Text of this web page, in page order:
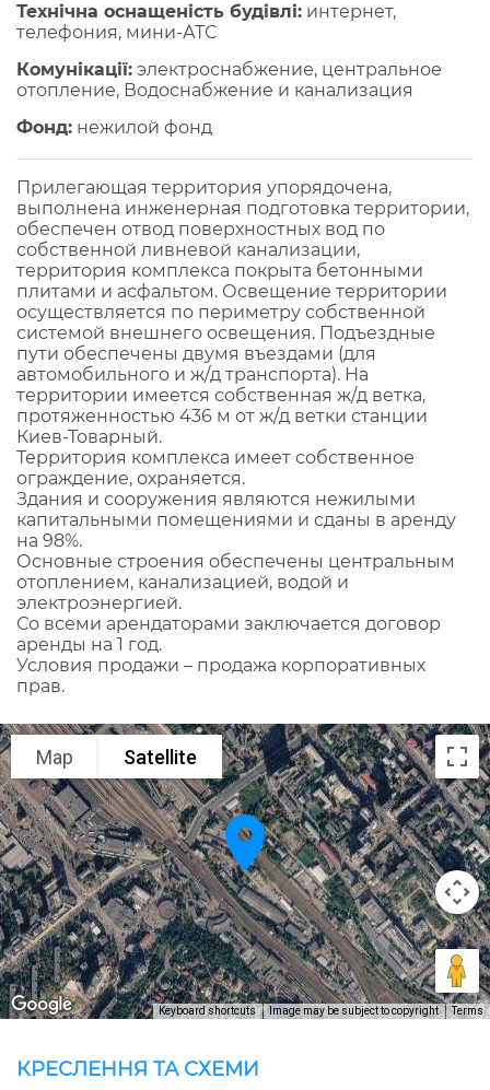
Технічна оснащеність будівлі: интернет,
телефония, мини-АТС
Комунікації: электроснабжение, центральное
отопление, Водоснабжение и канализация
Фонд: нежилой фонд
Прилегающая территория упорядочена,
выполнена инженерная подготовка территории,
обеспечен отвод поверхностных вод по
собственной ливневой канализации,
территория комплекса покрыта бетонными
плитами и асфальтом. Освещение территории
осуществляется по периметру собственной
системой внешнего освещения. Подъездные
пути обеспечены двумя въездами (для
автомобильного и ж/д транспорта). На
территории имеется собственная ж/д ветка,
протяженностью 436 м от ж/д ветки станции
Киев-Товарный.
Территория комплекса имеет собственное
ограждение, охраняется.
Здания и сооружения являются нежилыми
капитальными помещениями и сданы в аренду
на 98%.
Основные строения обеспечены центральным
отоплением, канализацией, водой и
электроэнергией.
Со всеми арендаторами заключается договор
аренды на 1 год.
Условия продажи – продажа корпоративных
прав.
Map Satellite
Keyboard shortcuts Image may be subject to copyright Terms
КРЕСЛЕННЯ ТА СХЕМИ